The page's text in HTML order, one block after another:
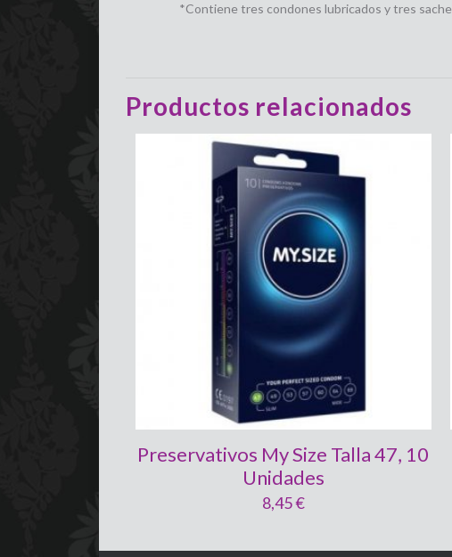
*Contiene tres condones lubricados y tres
Productos relacionados
Preservativos My Size Talla 47, 10
Unidades
8,45€